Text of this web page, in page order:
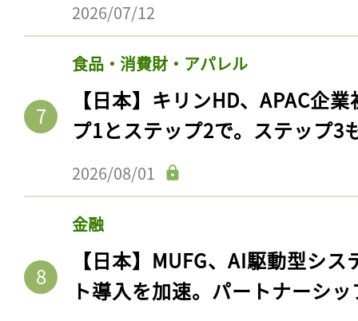
2026/07/12
食品・消費財・アパレル
【日本】キリンHD、APAC企
プ1とステップ2で。ステップ3
2026/08/01
金融
【日本】MUFG、AI駆動型シ
ト導入を加速。パートナーシ
記事をお気に入りに
ログインが必